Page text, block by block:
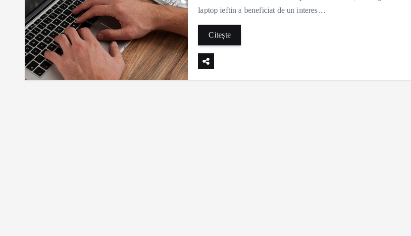
laptop ieftin a beneficiat de un interes…
Citește